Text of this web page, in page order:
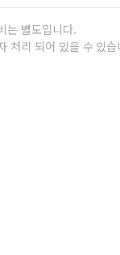
는 별도입니다.
처리 되어 있을 수 있습